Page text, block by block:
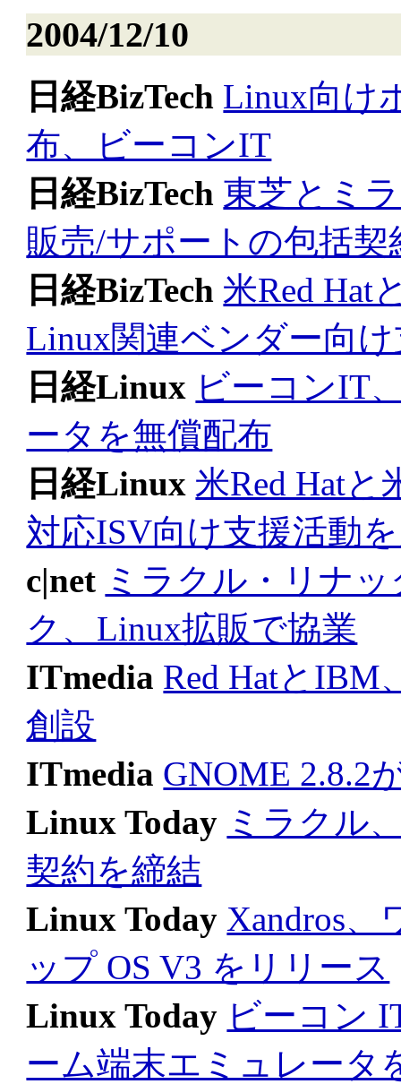
2004/12/10
日経BizTech Linux向け
布、ビーコンIT
日経BizTech 東芝とミ
販売/サポートの包括契
日経BizTech 米Red Hat
Linux関連ベンダー向
日経Linux ビーコンIT
ータを無償配布
日経Linux 米Red Hat
対応ISV向け支援活動
c|net ミラクル・リナ
ク、Linux拡販で協業
ITmedia Red HatとIBM
創設
ITmedia GNOME 2.8.2
Linux Today ミラクル
契約を締結
Linux Today Xandros
ップ OS V3 をリリース
Linux Today ビーコン
ーム端末エミュレータ